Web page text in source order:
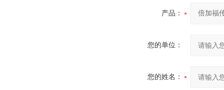
产品：
您的单位：
您的姓名：